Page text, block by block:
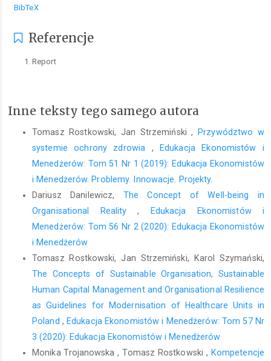
BibTeX
Referencje
Report
Inne teksty tego samego autora
Tomasz Rostkowski, Jan Strzemiński ,Przywództwo w
systemie ochrony zdrowia ,Edukacja Ekonomistów i
Menedżerów: Tom 51 Nr 1 (2019): Edukacja Ekonomistów
i Menedżerów. Problemy. Innowacje. Projekty.
Dariusz Danilewicz, The Concept of Well-being in
Organisational Reality, Edukacja Ekonomistów i
Menedżerów: Tom 56 Nr 2 (2020): Edukacja Ekonomistów
i Menedżerów
Tomasz Rostkowski, Jan Strzemiński, Karol Szymański,
The Concepts of Sustainable Organisation, Sustainable
Human Capital Management and Organisational Resilience
as Guidelines for Modernisation of Healthcare Units in
Poland ,Edukacja Ekonomistów i Menedżerów: Tom 57 Nr
3 (2020): Edukacja Ekonomistów i Menedżerów
Monika Trojanowska , Tomasz Rostkowski , Kompetencje